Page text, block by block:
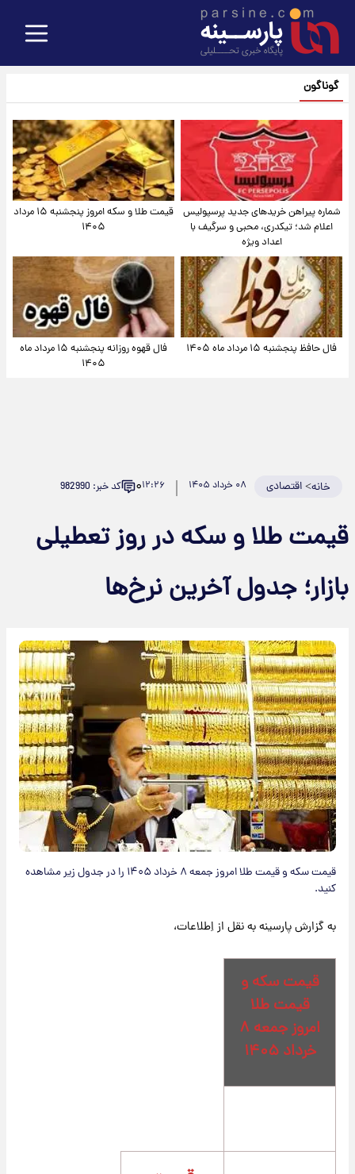
گوناگون
شماره پیراهن خریدهای جدید پرسپولیس
اعلام شد؛ تیکدری، محبی و سرگیف با
اعداد ویژه
قیمت طلا و سکه امروز پنجشنبه ۱۵ مرداد
۱۴۰۵
فال حافظ پنجشنبه ۱۵ مرداد ماه ۱۴۰۵
فال قهوه روزانه پنجشنبه ۱۵ مرداد ماه
۱۴۰۵
خانه>اقتصادی ۰۸ خرداد ۱۴۰۵ ۱۲:۲۶۰ کد خبر: 982990
قیمت طلا و سکه در روز تعطیلی
بازار؛ جدول آخرین نرخ‌ها
قیمت سکه و قیمت طلا امروز جمعه ۸ خرداد ۱۴۰۵ را در جدول زیر مشاهده
کنید.
به گزارش پارسینه به نقل از اِطلاعات،
قیمت سکه و
قیمت طلا
امروز جمعه ۸
خرداد ۱۴۰۵